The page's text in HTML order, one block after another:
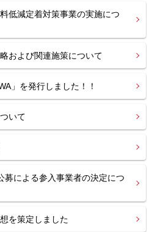
低減定着対策事業の実施につ
および関連施策について
」を発行しました！！
いて
募による参入事業者の決定につ
を策定しました